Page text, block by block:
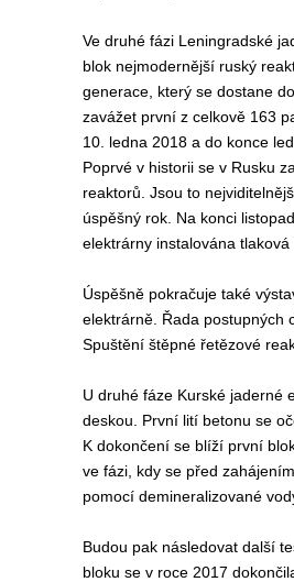
Ve druhé fázi Leningradské
blok nejmodernější ruský
generace, který se dostane
zavážet první z celkově 163
10. ledna 2018 a do konce
Poprvé v historii se v Rusku
reaktorů. Jsou to
úspěšný rok. Na konci
elektrárny instalována
Úspěšně pokračuje také
elektrárně. Řada postupných
Spuštění štěpné řetězové
U druhé fáze Kurské jaderné
deskou. První lití betonu se
K dokončení se blíží první
ve fázi, kdy se před
pomocí demineralizované
Budou pak následovat další
bloku se v roce 2017